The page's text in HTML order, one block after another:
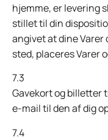
hjemme, er levering
stillet til din
angivet at dine Varer
sted, placeres Varer
7.3
Gavekort og billetter
e-mail til den af dig
7.4